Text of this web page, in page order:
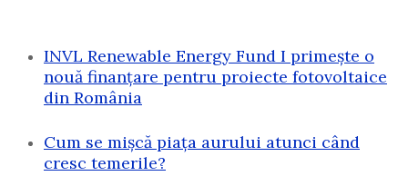
INVL Renewable Energy Fund I primește o
nouă finanțare pentru proiecte fotovoltaice
din România
Cum se mișcă piața aurului atunci când
cresc temerile?